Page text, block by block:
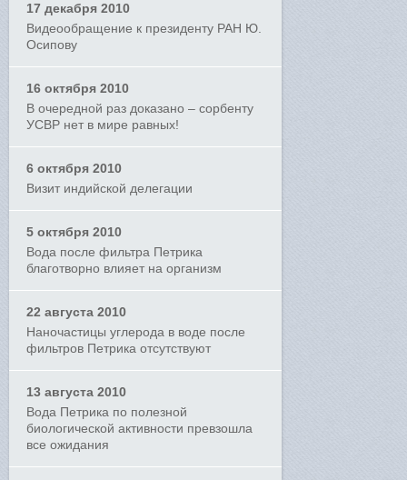
17 декабря 2010
Видеообращение к президенту РАН Ю.
Осипову
16 октября 2010
В очередной раз доказано – сорбенту
УСВР нет в мире равных!
6 октября 2010
Визит индийской делегации
5 октября 2010
Вода после фильтра Петрика
благотворно влияет на организм
22 августа 2010
Наночастицы углерода в воде после
фильтров Петрика отсутствуют
13 августа 2010
Вода Петрика по полезной
биологической активности превзошла
все ожидания